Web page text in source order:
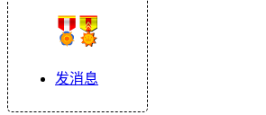
发消息